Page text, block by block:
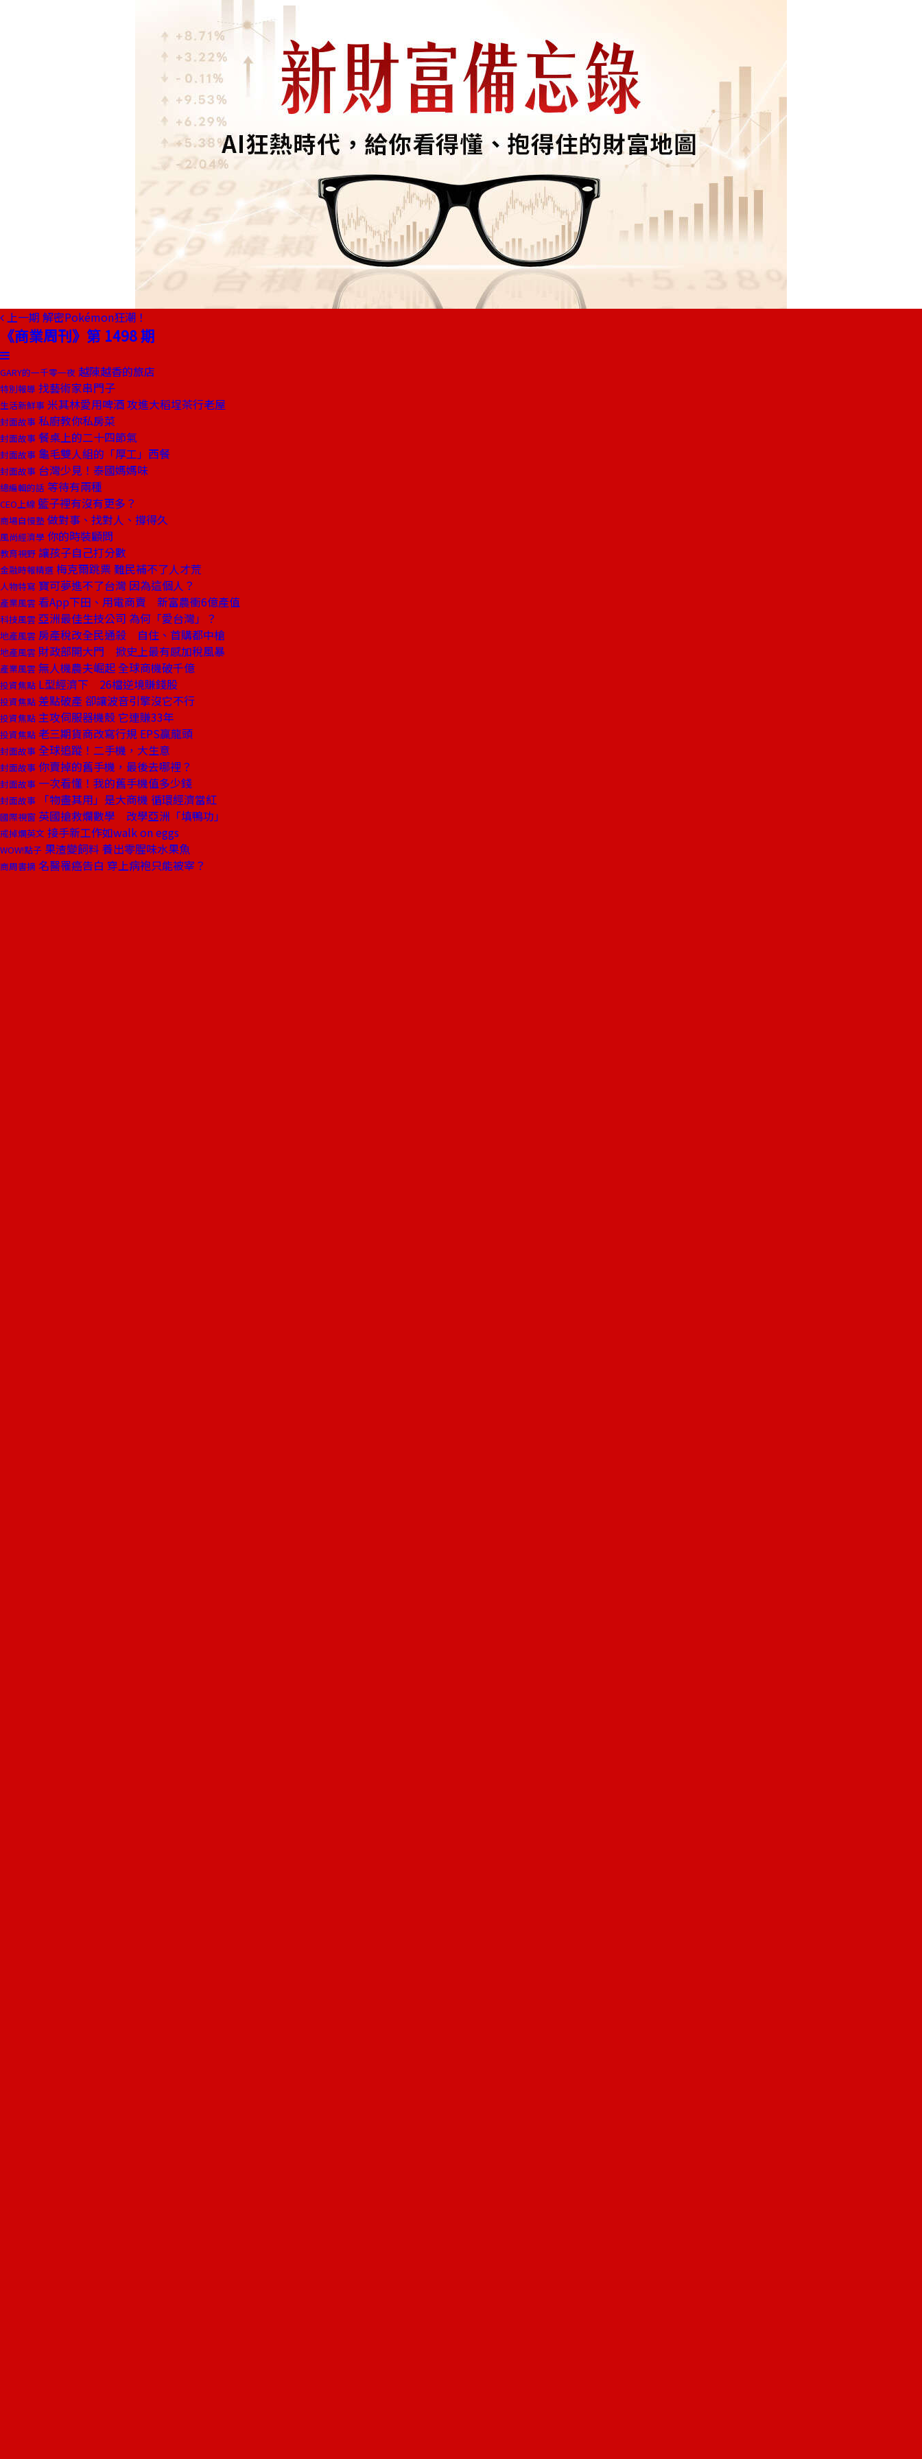
上一期 解密Pokémon狂潮！
《商業周刊》第 1498 期
GARY的一千零一夜 越陳越香的旅店
特別報導 找藝術家串門子
生活新鮮事 米其林愛用啤酒 攻進大稻埕茶行老屋
封面故事 私廚教你私房菜
封面故事 餐桌上的二十四節氣
封面故事 龜毛雙人組的「厚工」西餐
封面故事 台灣少見！泰國媽媽味
總編輯的話 等待有兩種
CEO上線 籃子裡有沒有更多？
商場自慢塾 做對事、找對人、撐得久
風尚經濟學 你的時裝顧問
教育視野 讓孩子自己打分數
金融時報精選 梅克爾跳票 難民補不了人才荒
人物特寫 寶可夢進不了台灣 因為這個人？
產業風雲 看App下田、用電商賣 新富農衝6億產值
科技風雲 亞洲最佳生技公司 為何「愛台灣」？
地產風雲 房產稅改全民通殺 自住、首購都中槍
地產風雲 財政部開大門 掀史上最有感加稅風暴
產業風雲 無人機農夫崛起 全球商機破千億
投資焦點 L型經濟下 26檔逆境賺錢股
投資焦點 差點破產 卻讓波音引擎沒它不行
投資焦點 主攻伺服器機殼 它連賺33年
投資焦點 老三期貨商改寫行規 EPS贏龍頭
封面故事 全球追蹤！二手機，大生意
封面故事 你賣掉的舊手機，最後去哪裡？
封面故事 一次看懂！我的舊手機值多少錢
封面故事 「物盡其用」是大商機 循環經濟當紅
國際視窗 英國搶救爛數學 改學亞洲「填鴨功」
戒掉爛英文 接手新工作如walk on eggs
WOW!點子 果渣變飼料 養出零腥味水果魚
商周書摘 名醫罹癌告白 穿上病袍只能被宰？